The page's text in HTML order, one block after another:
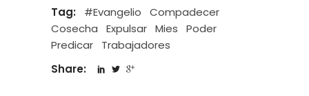
Tag: #Evangelio
Compadecer
Cosecha
Expulsar Mies
Poder
Predicar
Trabajadores
Share: